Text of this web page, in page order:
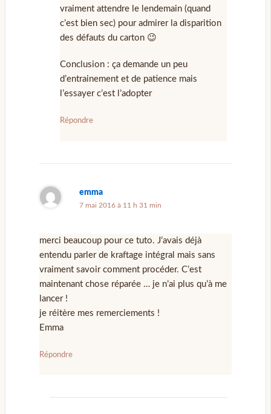
vraiment attendre le lendemain (quand
c’est bien sec) pour admirer la disparition
des défauts du carton 😉
Conclusion : ça demande un peu
d’entrainement et de patience mais
l’essayer c’est l’adopter
Répondre
emma
7 mai 2016 à 11 h 31 min
merci beaucoup pour ce tuto. J’avais déjà
entendu parler de kraftage intégral mais sans
vraiment savoir comment procéder. C’est
maintenant chose réparée … je n’ai plus qu’à me
lancer !
je réitère mes remerciements !
Emma
Répondre